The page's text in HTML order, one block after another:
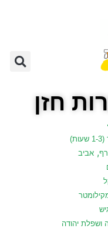
חזן
, אביב
ושפלת יהודה